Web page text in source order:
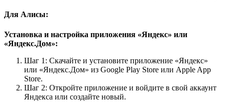
Для Алисы:
Установка и настройка приложения «Яндекс» или
«Яндекс.Дом»:
Шаг 1: Скачайте и установите приложение «Яндекс»
или «Яндекс.Дом» из Google Play Store или Apple App
Store.
Шаг 2: Откройте приложение и войдите в свой аккаунт
Яндекса или создайте новый.